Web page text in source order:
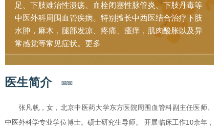
足、下肢难治性溃疡、血栓闭塞性脉管炎、下肢丹毒等
中医外科周围血管疾病。特别擅长中西医结合治疗下肢
水肿，麻木，腿部发凉、疼痛、瘙痒，肌肉酸胀以及异
常感觉等常见症状。 更多
医生简介
张凡帆，女，北京中医药大学东方医院周围血管科副主任医师、
中医外科学专业学位博士。硕士研究生导师。 开展临床工作10余年，